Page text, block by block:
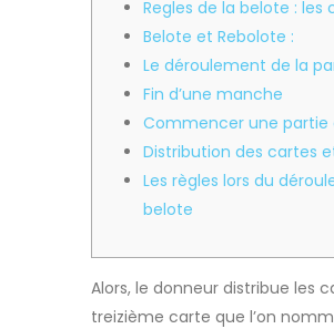
Regles de la belote : les
Belote et Rebolote :
Le déroulement de la
Fin d’une manche
Commencer une partie
Distribution des cartes
Les règles lors du
belote
Alors, le donneur distribue les
treizième carte que l’on